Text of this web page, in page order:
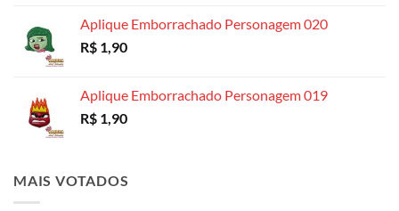
Aplique Emborrachado Personagem 020
R$ 1,90
Aplique Emborrachado Personagem 019
R$ 1,90
MAIS VOTADOS